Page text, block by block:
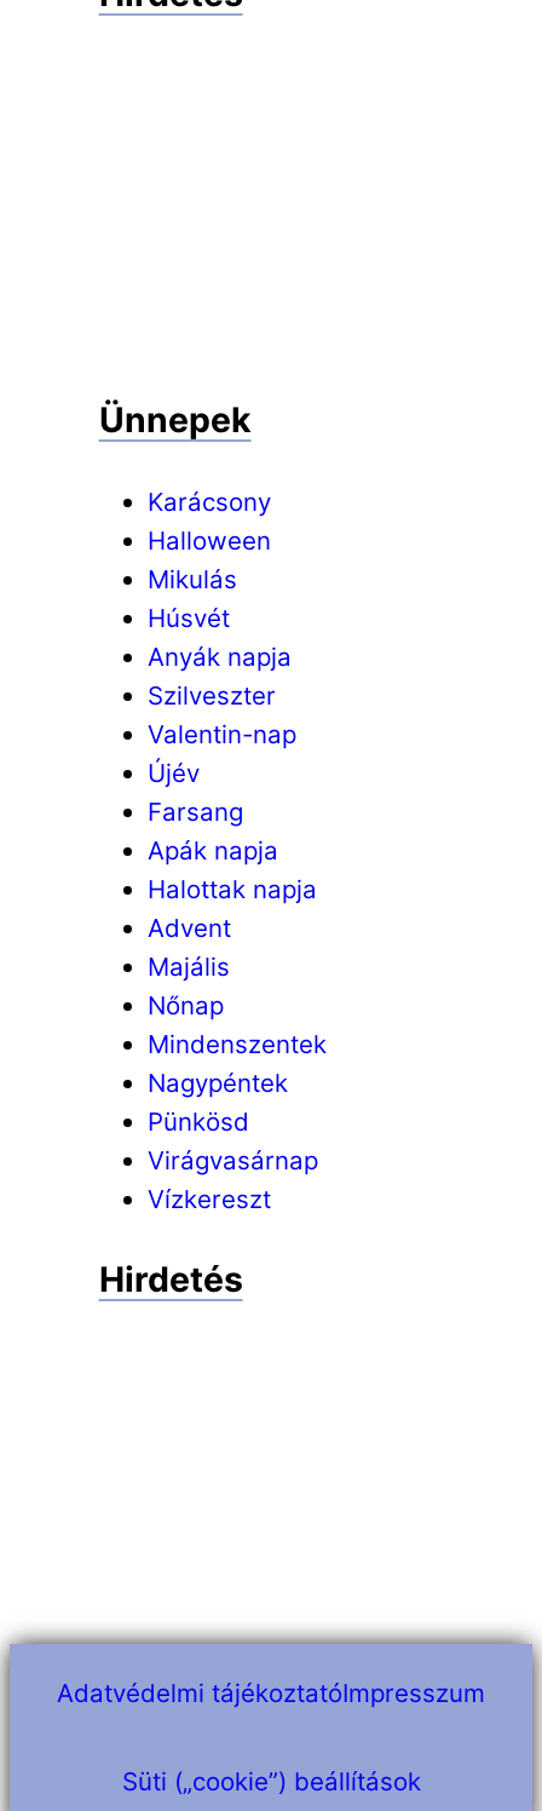
Ünnepek
Karácsony
Halloween
Mikulás
Húsvét
Anyák napja
Szilveszter
Valentin-nap
Újév
Farsang
Apák napja
Halottak napja
Advent
Majális
Nőnap
Mindenszentek
Nagypéntek
Pünkösd
Virágvasárnap
Vízkereszt
Hirdetés
Adatvédelmi tájékoztatóImpresszum
Süti („cookie”) beállítások